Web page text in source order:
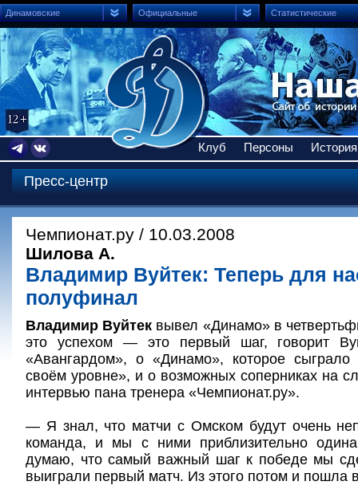
Динамовские Официальные Статистические
Клуб Персоны История
Пресс-центр
Чемпионат.ру / 10.03.2008
Шилова А.
Владимир Вуйтек: Теперь для
полуфинал
Владимир Вуйтек вывел «Динамо» в
это успехом — это первый шаг, говорит
«Авангардом», о «Динамо», которое
своём уровне», и о возможных соперниках на
интервью пана тренера «Чемпионат.ру».
— Я знал, что матчи с Омском будут очень
команда, и мы с ними приблизительно
думаю, что самый важный шаг к победе мы
выиграли первый матч. Из этого потом и пошла